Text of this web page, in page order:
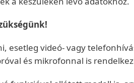
esetleg videó- vagy
és mikrofonnal is